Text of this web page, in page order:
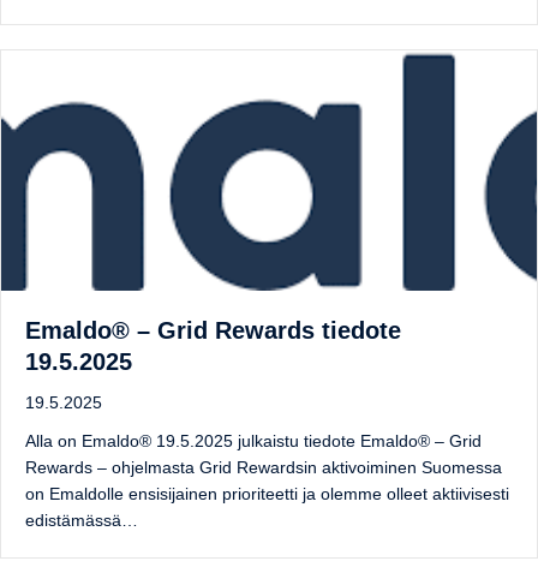
Emaldo® – Grid Rewards tiedote
19.5.2025
19.5.2025
Alla on Emaldo® 19.5.2025 julkaistu tiedote Emaldo® – Grid
Rewards – ohjelmasta Grid Rewardsin aktivoiminen Suomessa
on Emaldolle ensisijainen prioriteetti ja olemme olleet aktiivisesti
edistämässä…